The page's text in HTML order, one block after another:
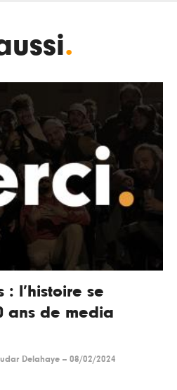
.
: l’histoire se
ans de media
Delahaye -- 08/02/2024